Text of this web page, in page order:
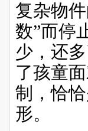
复杂物
数”而停
少，还
了孩童
制，恰
形。